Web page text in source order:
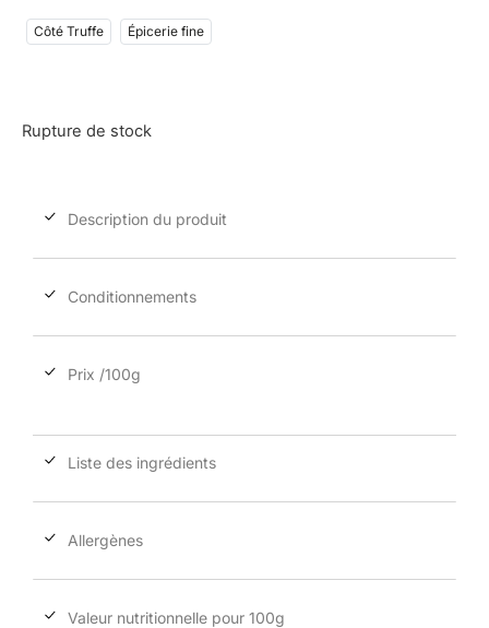
Côté Truffe Épicerie fine
Rupture de stock
Description du produit
Conditionnements
Prix /100g
Liste des ingrédients
Allergènes
Valeur nutritionnelle pour 100g